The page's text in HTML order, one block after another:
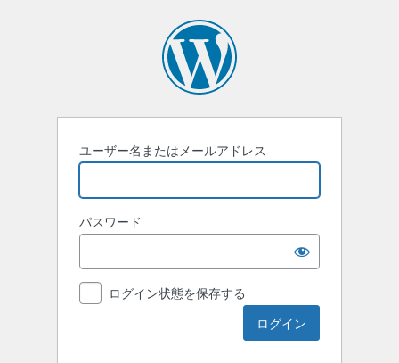
ユーザー名またはメールアドレス
パスワード
ログイン状態を保存する